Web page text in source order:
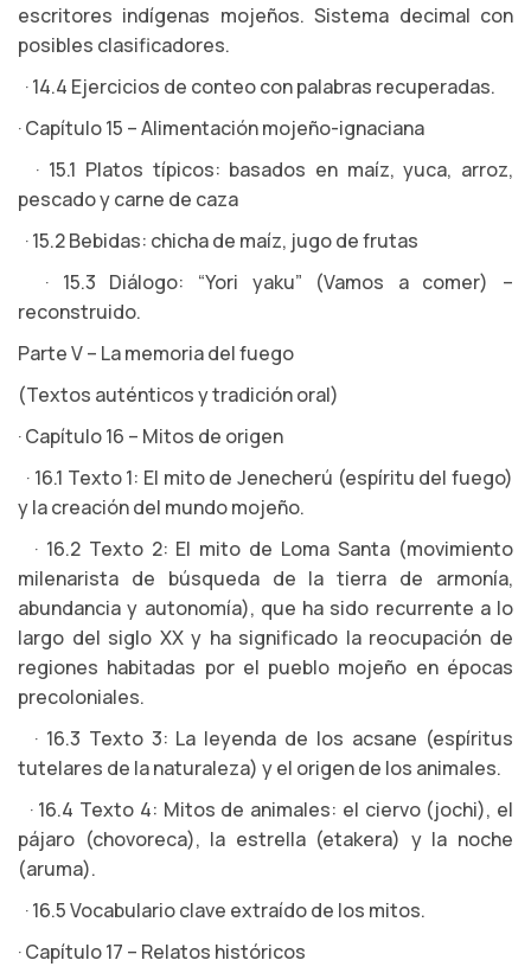
escritores indígenas mojeños. Sistema decimal con
posibles clasificadores.
· 14.4 Ejercicios de conteo con palabras recuperadas.
· Capítulo 15 – Alimentación mojeño-ignaciana
· 15.1 Platos típicos: basados en maíz, yuca, arroz,
pescado y carne de caza
· 15.2 Bebidas: chicha de maíz, jugo de frutas
· 15.3 Diálogo: “Yori yaku” (Vamos a comer) –
reconstruido.
Parte V – La memoria del fuego
(Textos auténticos y tradición oral)
· Capítulo 16 – Mitos de origen
· 16.1 Texto 1: El mito de Jenecherú (espíritu del fuego)
y la creación del mundo mojeño.
· 16.2 Texto 2: El mito de Loma Santa (movimiento
milenarista de búsqueda de la tierra de armonía,
abundancia y autonomía), que ha sido recurrente a lo
largo del siglo XX y ha significado la reocupación de
regiones habitadas por el pueblo mojeño en épocas
precoloniales.
· 16.3 Texto 3: La leyenda de los acsane (espíritus
tutelares de la naturaleza) y el origen de los animales.
· 16.4 Texto 4: Mitos de animales: el ciervo (jochi), el
pájaro (chovoreca), la estrella (etakera) y la noche
(aruma).
· 16.5 Vocabulario clave extraído de los mitos.
· Capítulo 17 – Relatos históricos